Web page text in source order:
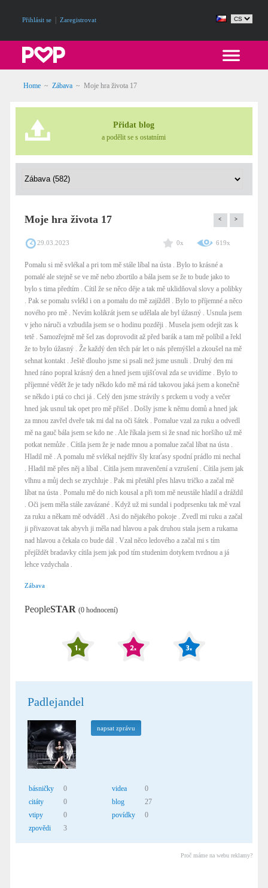
Přihlásit se Zaregistrovat
Home ~ Zábava ~ Moje hra života 17
Přidat blog
a podělit se s ostatními
Moje hra života 17 < >
29.03.2023 0x 619x
Pomalu si mě svlékal a pri tom mě stále líbal na ústa . Bylo to krásné a
pomalé ale stejně se ve mě nebo zbortilo a bála jsem se že to bude jako to
bylo s tima předtím . Cítil že se něco děje a tak mě uklidňoval slovy a polibky
. Pak se pomalu svlékl i on a pomalu do mě zajížděl . Bylo to příjemné a něco
nového pro mě . Nevím kolikrát jsem se udělala ale byl úžasný . Usnula jsem
v jeho náruči a vzbudila jsem se o hodinu později . Musela jsem odejít zas k
tetě . Samozřejmě mě šel zas doprovodit až před barák a tam mě políbil a řekl
že to bylo úžasný . Že každý den těch pár let o nás přemýšlel a zkoušel na mě
sehnat kontakt . Ještě dlouho jsme si psali než jsme usnuli . Druhý den mi
hned ráno popral krásný den a hned jsem ujišťoval zda se uvidíme . Bylo to
příjemné vědět že je tady někdo kdo mě má rád takovou jaká jsem a konečně
se někdo i ptá co chci já . Celý den jsme strávily s prckem u vody a večer
hned jak usnul tak opet pro mě přišel . Došly jsme k němu domů a hned jak
za mnou zavřel dveře tak mi dal na oči šátek . Pomalue vzal za ruku a odvedl
mě na gauč bála jsem se kdo ne . Ale říkala jsem si že snad nic horšího už mě
potkat nemůže . Cítila jsem že je nade mnou a pomalue začal líbat na ústa .
Hladil mě . A pomalu mě svlékal nejdřív šly kraťasy spodní prádlo mi nechal
. Hladil mě přes něj a líbal . Cítila jsem mravenčení a vzrušení . Cítila jsem jak
vlhnu a můj dech se zrychluje . Pak mi přetáhl přes hlavu tričko a začal mě
líbat na ústa . Pomalu mě do nich kousal a při tom mě neustále hladil a dráždil
. Oči jsem měla stále zavázané . Když už mi sundal i podprsenku tak mě vzal
za ruku a někam mě odváděl . Asi do nějakého pokoje . Zvedl mi ruku a začal
ji přivazovat tak abyvh ji měla nad hlavou a pak druhou stala jsem a rukama
nad hlavou a čekala co bude dál . Vzal něco ledového a začal mi s tím
přejíždět bradavky cítila jsem jak pod tím studenim dotykem tvrdnou a já
lehce vzdychala .
Zábava
PeopleSTAR (0 hodnocení)
Padlejandel
napsat zprávu
básničky
0
citáty
0
vtipy
0
zpovědi
3
videa
0
blog
27
povídky
0
Proč máme na webu reklamy?